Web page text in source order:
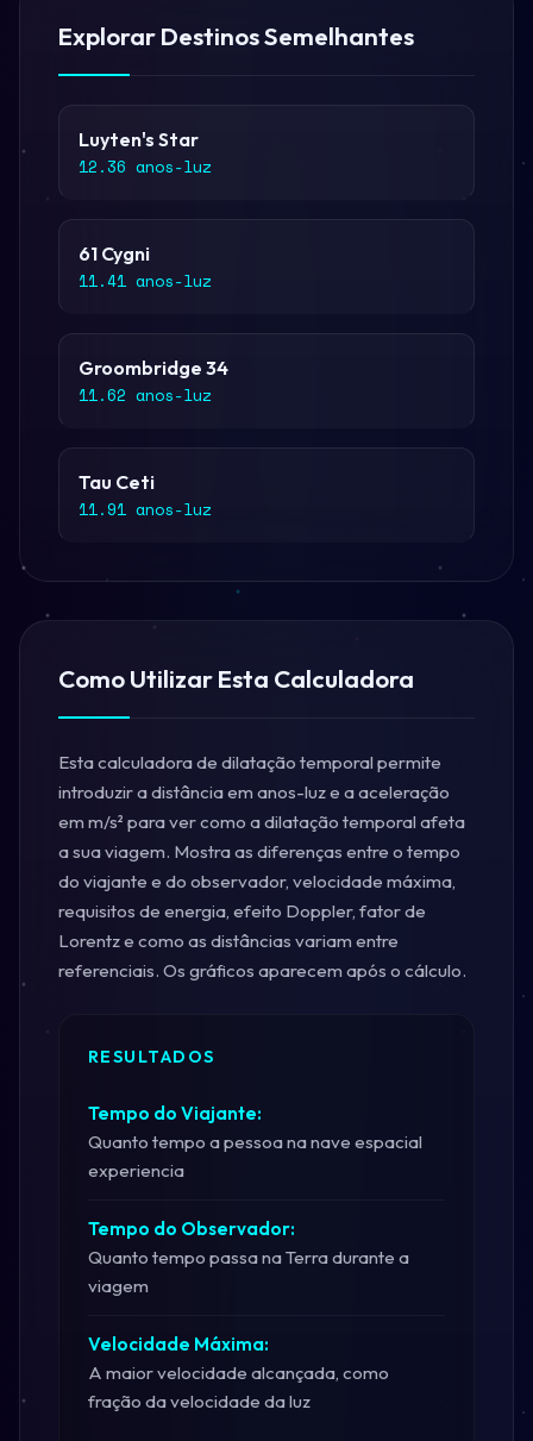
Explorar Destinos Semelhantes
Luyten's Star
12.36 anos-luz
61 Cygni
11.41 anos-luz
Groombridge 34
11.62 anos-luz
Tau Ceti
11.91 anos-luz
Como Utilizar Esta Calculadora
Esta calculadora de dilatação temporal permite
introduzir a distância em anos-luz e a aceleração
em m/s² para ver como a dilatação temporal afeta
a sua viagem. Mostra as diferenças entre o tempo
do viajante e do observador, velocidade máxima,
requisitos de energia, efeito Doppler, fator de
Lorentz e como as distâncias variam entre
referenciais. Os gráficos aparecem após o cálculo.
RESULTADOS
Tempo do Viajante:
Quanto tempo a pessoa na nave espacial
experiencia
Tempo do Observador:
Quanto tempo passa na Terra durante a
viagem
Velocidade Máxima:
A maior velocidade alcançada, como
fração da velocidade da luz